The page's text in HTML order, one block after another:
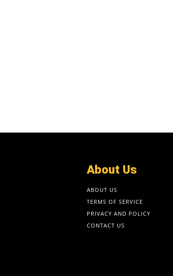
About Us
ABOUT US
TERMS OF SERVICE
PRIVACY AND POLICY
CONTACT US